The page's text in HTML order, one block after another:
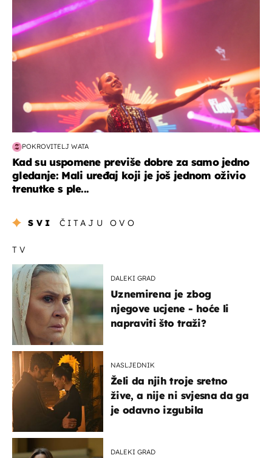
POKROVITELJ WATA
Kad su uspomene previše dobre za samo jedno
gledanje: Mali uređaj koji je još jednom oživio
trenutke s ple...
SVI ČITAJU OVO
TV
DALEKI GRAD
Uznemirena je zbog
njegove ucjene - hoće li
napraviti što traži?
NASLJEDNIK
Želi da njih troje sretno
žive, a nije ni svjesna da ga
je odavno izgubila
DALEKI GRAD